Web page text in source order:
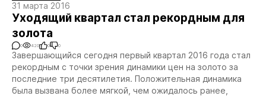
31 марта 2016
Уходящий квартал стал рекордным для
золота
0 420 0 0
Завершающийся сегодня первый квартал 2016 года стал
рекордным с точки зрения динамики цен на золото за
последние три десятилетия. Положительная динамика
была вызвана более мягкой, чем ожидалось ранее,